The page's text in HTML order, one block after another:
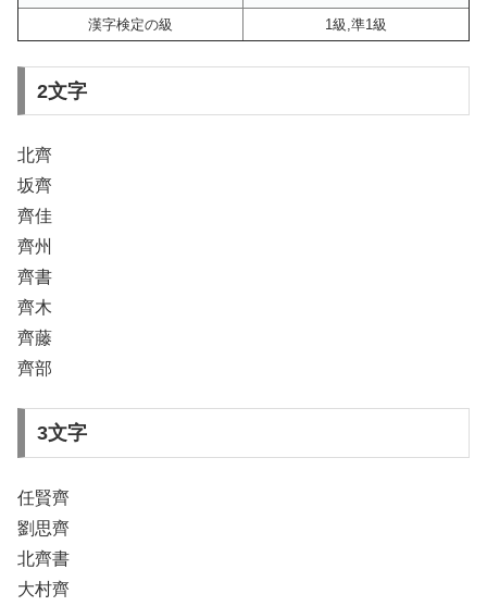
漢字検定の級
1級,準1級
2文字
北齊
坂齊
齊佳
齊州
齊書
齊木
齊藤
齊部
3文字
任賢齊
劉思齊
北齊書
大村齊